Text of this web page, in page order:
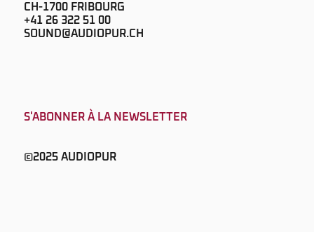
CH-1700 FRIBOURG
+41 26 322 51 00
SOUND@AUDIOPUR.CH
S'ABONNER À LA NEWSLETTER
©2025 AUDIOPUR